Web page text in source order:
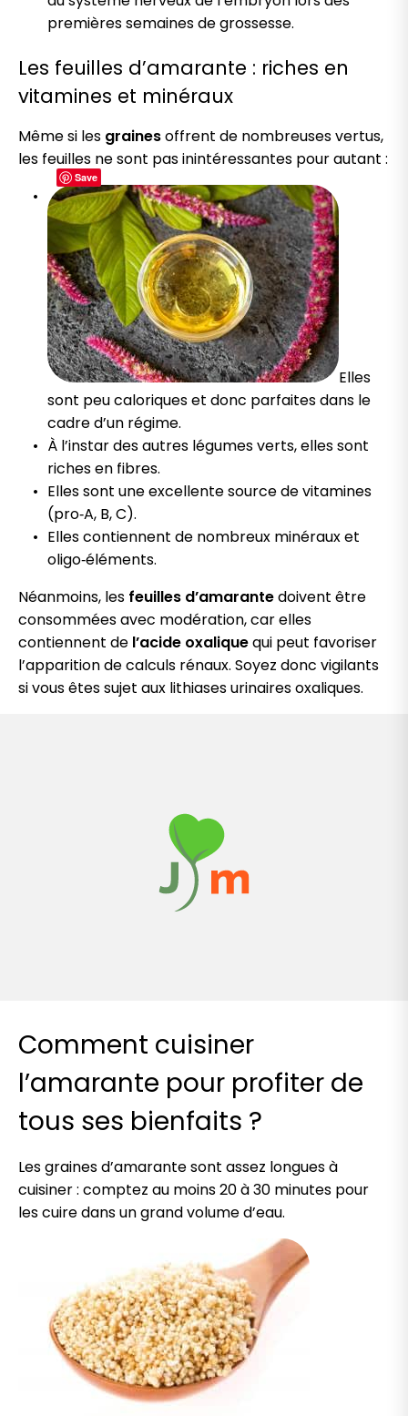
premières semaines de grossesse.
Les feuilles d’amarante : riches en
vitamines et minéraux
Même si les grainesoffrent de nombreuses vertus,
les feuilles ne sont pas inintéressantes pour autant :
Elles
sont peu caloriques et donc parfaites dans le
cadre d’un régime.
À l’instar des autres légumes verts, elles sont
riches en fibres.
Elles sont une excellente source de vitamines
(pro‑A, B, C).
Elles contiennent de nombreux minéraux et
oligo‑éléments.
Néanmoins, les feuilles d’amarantedoivent être
consommées avec modération, car elles
contiennent de l’acide oxaliquequi peut favoriser
l’apparition de calculs rénaux. Soyez donc vigilants
si vous êtes sujet aux lithiases urinaires oxaliques.
Comment cuisiner
l’amarante pour profiter de
tous ses bienfaits ?
Les graines d’amarante sont assez longues à
cuisiner : comptez au moins 20 à 30 minutes pour
les cuire dans un grand volume d’eau.
Save